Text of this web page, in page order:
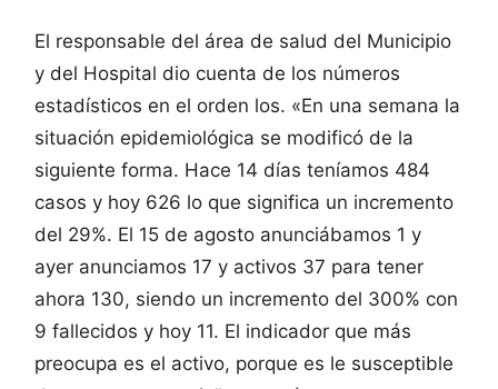
El responsable del área de salud del Municipio
y del Hospital dio cuenta de los números
estadísticos en el orden los. «En una semana la
situación epidemiológica se modificó de la
siguiente forma. Hace 14 días teníamos 484
casos y hoy 626 lo que significa un incremento
del 29%. El 15 de agosto anunciábamos 1 y
ayer anunciamos 17 y activos 37 para tener
ahora 130, siendo un incremento del 300% con
9 fallecidos y hoy 11. El indicador que más
preocupa es el activo, porque es le susceptible